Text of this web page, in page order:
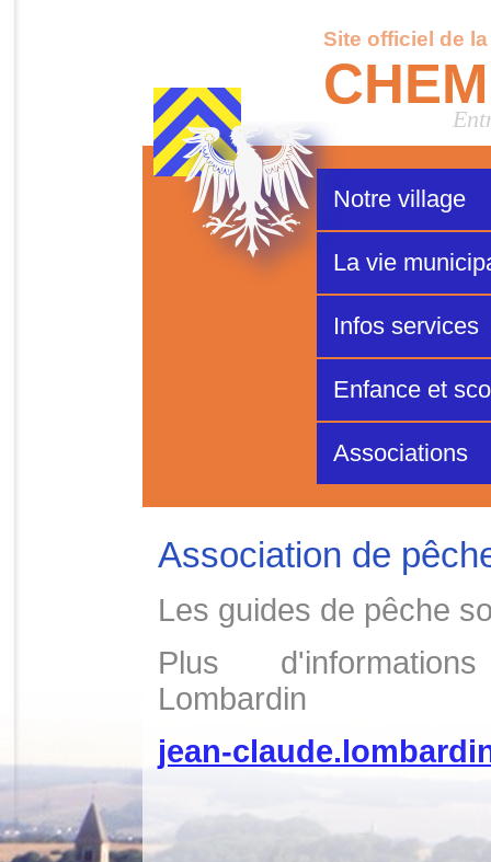
Site officiel de
Notre village
La vie
Infos services
Enfance et
Associations
Association de
Les guides de pêche
Plus
Lombardin
jean-